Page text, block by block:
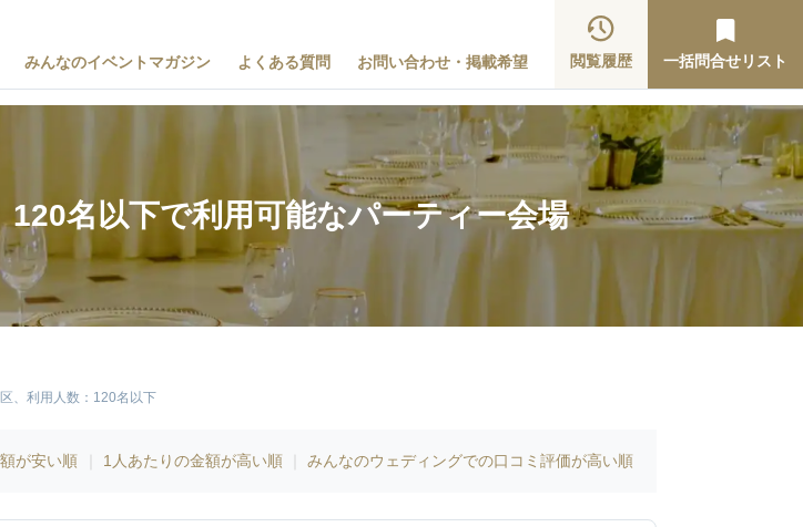
みんなのイベントマガジン よくある質問 お問い合わせ・掲載希望 閲覧履歴 一括問合せリスト
120名以下で利用可能なパーティー会場
、利用人数：120名以下
が安い順 1人あたりの金額が高い順 みんなのウェディングでの口コミ評価が高い順